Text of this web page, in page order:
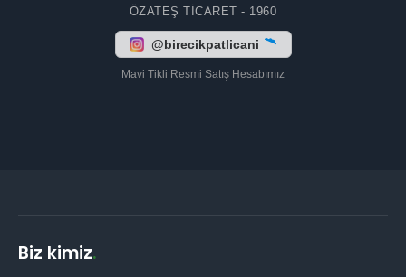
ÖZATEŞ TICARET - 1960
@birecikpatlicani
Mavi Tikli Resmi Satış Hesabımız
Biz kimiz.